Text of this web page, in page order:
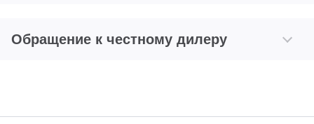
Обращение к честному дилеру